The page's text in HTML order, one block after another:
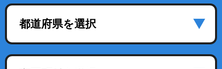
都道府県を選択